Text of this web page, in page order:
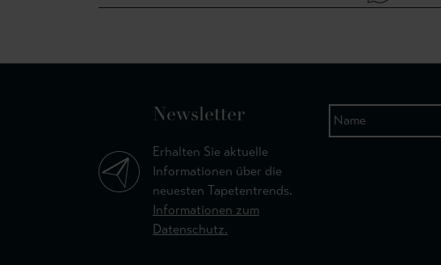
Newsletter
Erhalten Sie aktuelle
Informationen über die
neuesten Tapetentrends.
Informationen zum
Datenschutz.